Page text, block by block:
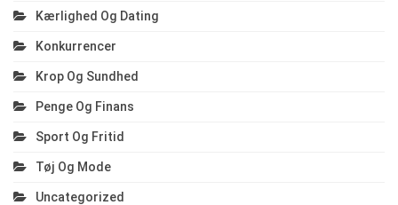
Kærlighed Og Dating
Konkurrencer
Krop Og Sundhed
Penge Og Finans
Sport Og Fritid
Tøj Og Mode
Uncategorized